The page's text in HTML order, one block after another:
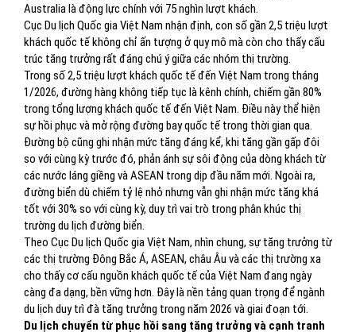
Australia là động lực chính với 75 nghìn lượt khách.
Cục Du lịch Quốc gia Việt Nam nhận định, con số gần 2,5 triệu lượt
khách quốc tế không chỉ ấn tượng ở quy mô mà còn cho thấy cấu
trúc tăng trưởng rất đáng chú ý giữa các nhóm thị trường.
Trong số 2,5 triệu lượt khách quốc tế đến Việt Nam trong tháng
1/2026, đường hàng không tiếp tục là kênh chính, chiếm gần 80%
trong tổng lượng khách quốc tế đến Việt Nam. Điều này thể hiện
sự hồi phục và mở rộng đường bay quốc tế trong thời gian qua.
Đường bộ cũng ghi nhận mức tăng đáng kể, khi tăng gần gấp đôi
so với cùng kỳ trước đó, phản ánh sự sôi động của dòng khách từ
các nước láng giềng và ASEAN trong dịp đầu năm mới. Ngoài ra,
đường biển dù chiếm tỷ lệ nhỏ nhưng vẫn ghi nhận mức tăng khá
tốt với 30% so với cùng kỳ, duy trì vai trò trong phân khúc thị
trường du lịch đường biển.
Theo Cục Du lịch Quốc gia Việt Nam, nhìn chung, sự tăng trưởng từ
các thị trường Đông Bắc Á, ASEAN, châu Âu và các thị trường xa
cho thấy cơ cấu nguồn khách quốc tế của Việt Nam đang ngày
càng đa dạng, bền vững hơn. Đây là nền tảng quan trọng để ngành
du lịch duy trì đà tăng trưởng trong năm 2026 và giai đoạn tới.
Du lịch chuyển từ phục hồi sang tăng trưởng và cạnh tranh